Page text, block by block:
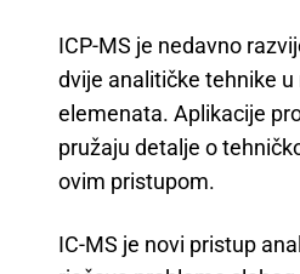
ICP-MS je nedavno
dvije analitičke tehnike
elemenata. Aplikacije
pružaju detalje o
ovim pristupom.
IC-MS je novi pristup